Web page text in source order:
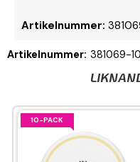
Artikelnummer:
Artikelnummer: 381069-10
10-PACK